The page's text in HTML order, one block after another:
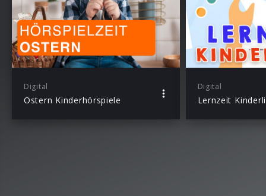
Digital
Ostern Kinderhörspiele
Digital
Lernzeit